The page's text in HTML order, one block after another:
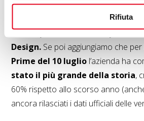
Rifiuta
media del 40%.Il valore degli
dollari per il Fashion, 84 per il
Design. Se poi aggiungiamo che per
Prime del 10 luglio l’azienda ha
stato il più grande della storia,
60% rispetto allo scorso anno
ancora rilasciati i dati ufficiali delle